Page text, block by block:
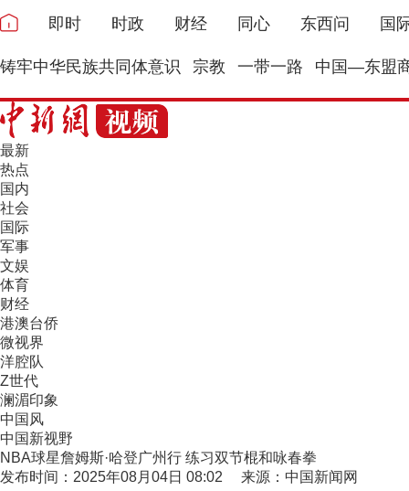
即时 时政 财经 同心 东西问 国
铸牢中华民族共同体意识 宗教 一带一路 中国—东盟
最新
热点
国内
社会
国际
军事
文娱
体育
财经
港澳台侨
微视界
洋腔队
Z世代
澜湄印象
中国风
中国新视野
NBA球星詹姆斯·哈登广州行 练习双节棍和咏春拳
发布时间：2025年08月04日 08:02 来源：中国新闻网